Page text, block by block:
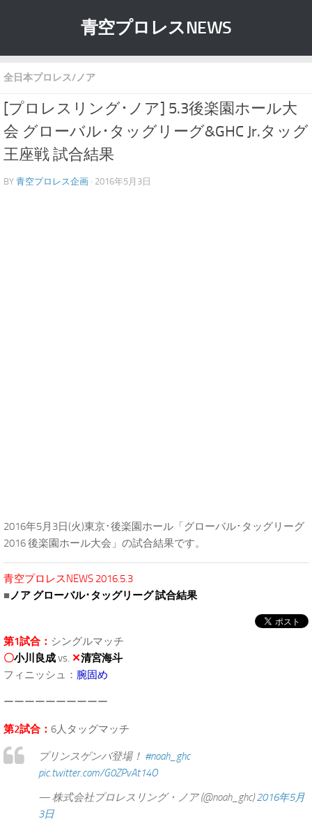
青空プロレスNEWS
全日本プロレス/ノア
[プロレスリング･ノア] 5.3後楽園ホール大
会 グローバル･タッグリーグ&GHC Jr.タッグ
王座戦 試合結果
BY 青空プロレス企画 · 2016年5月3日
2016年5月3日(火)東京･後楽園ホール「グローバル･タッグリーグ
2016 後楽園ホール大会」の試合結果です。
青空プロレスNEWS 2016.5.3
■ノア グローバル･タッグリーグ 試合結果
第1試合： シングルマッチ
〇小川良成vs. ✕清宮海斗
フィニッシュ： 腕固め
ーーーーーーーーーー
第2試合： 6人タッグマッチ
プリンスゲンバ登場！ #noah_ghc
pic.twitter.com/G0ZPvAt14O
— 株式会社プロレスリング・ノア (@noah_ghc)2016年5月
3日